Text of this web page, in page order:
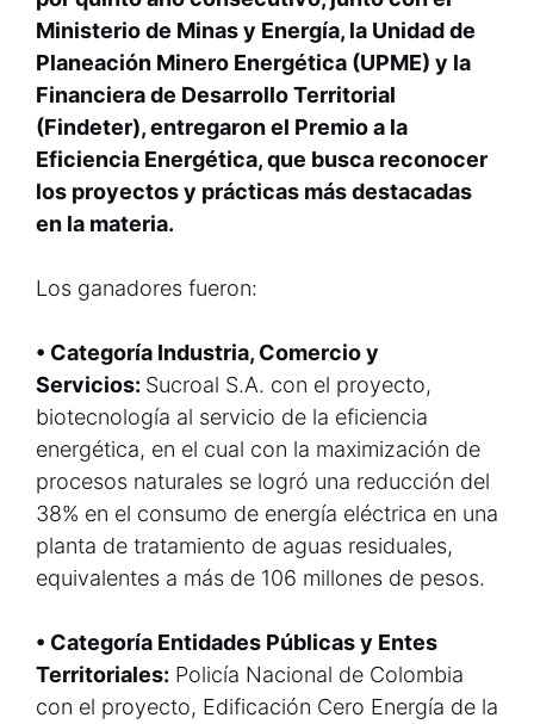
Ministerio de Minas y Energía, la Unidad de
Planeación Minero Energética (UPME) y la
Financiera de Desarrollo Territorial
(Findeter), entregaron el Premio a la
Eficiencia Energética, que busca reconocer
los proyectos y prácticas más destacadas
en la materia.
Los ganadores fueron:
• Categoría Industria, Comercio y
Servicios: Sucroal S.A. con el proyecto,
biotecnología al servicio de la eficiencia
energética, en el cual con la maximización de
procesos naturales se logró una reducción del
38% en el consumo de energía eléctrica en una
planta de tratamiento de aguas residuales,
equivalentes a más de 106 millones de pesos.
• Categoría Entidades Públicas y Entes
Territoriales: Policía Nacional de Colombia
con el proyecto, Edificación Cero Energía de la